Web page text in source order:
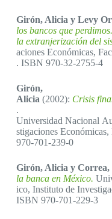
Girón, Alicia y Levy
los bancos que
la extranjerización del
aciones Económicas,
. ISBN 970-32-2755-4
Girón,
Alicia (2002): Crisis
.
Universidad Nacional
stigaciones
970-701-239-0
Girón, Alicia y Correa,
la banca en México.
ico, Instituto de
ISBN 970-701-229-3